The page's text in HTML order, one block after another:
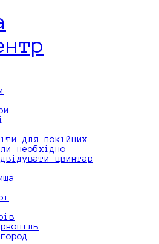
для покійних
необхідно
цвинтар